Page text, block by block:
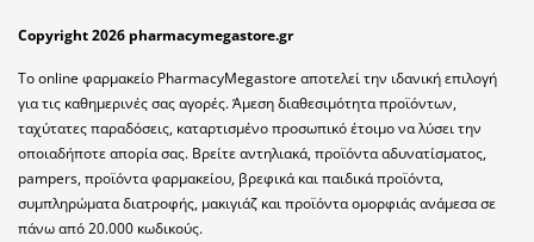
Copyright 2026 pharmacymegastore.gr
Το online φαρμακείο PharmacyMegastore αποτελεί την ιδανική επιλογή
για τις καθημερινές σας αγορές. Άμεση διαθεσιμότητα προϊόντων,
ταχύτατες παραδόσεις, καταρτισμένο προσωπικό έτοιμο να λύσει την
οποιαδήποτε απορία σας. Βρείτε αντηλιακά, προϊόντα αδυνατίσματος,
pampers, προϊόντα φαρμακείου, βρεφικά και παιδικά προϊόντα,
συμπληρώματα διατροφής, μακιγιάζ και προϊόντα ομορφιάς ανάμεσα σε
πάνω από 20.000 κωδικούς.